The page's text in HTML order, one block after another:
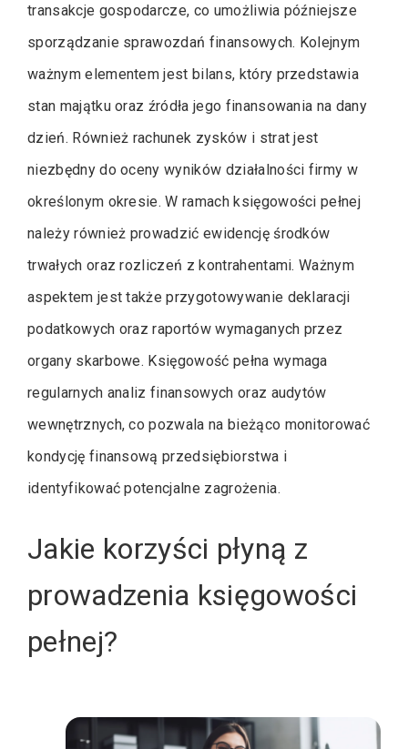
transakcje gospodarcze, co umożliwia późniejsze
sporządzanie sprawozdań finansowych. Kolejnym
ważnym elementem jest bilans, który przedstawia
stan majątku oraz źródła jego finansowania na dany
dzień. Również rachunek zysków i strat jest
niezbędny do oceny wyników działalności firmy w
określonym okresie. W ramach księgowości pełnej
należy również prowadzić ewidencję środków
trwałych oraz rozliczeń z kontrahentami. Ważnym
aspektem jest także przygotowywanie deklaracji
podatkowych oraz raportów wymaganych przez
organy skarbowe. Księgowość pełna wymaga
regularnych analiz finansowych oraz audytów
wewnętrznych, co pozwala na bieżąco monitorować
kondycję finansową przedsiębiorstwa i
identyfikować potencjalne zagrożenia.
Jakie korzyści płyną z
prowadzenia księgowości
pełnej?